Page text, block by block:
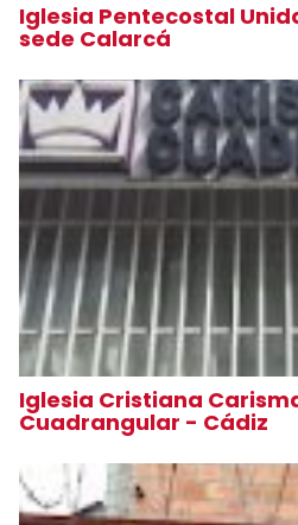
Iglesia Pentecostal
sede Calarcá
Iglesia Cristiana
Cuadrangular - Cádiz